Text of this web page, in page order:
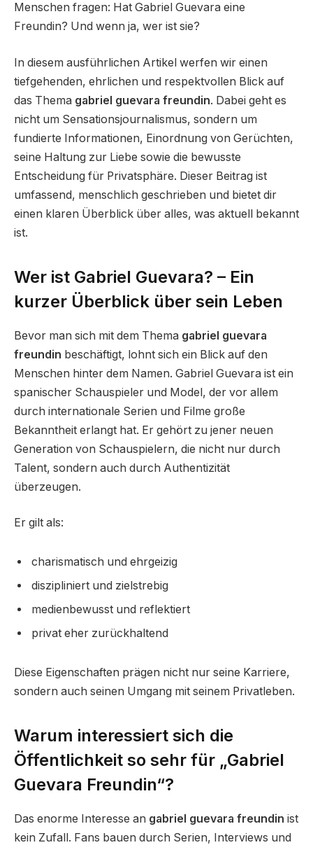
Menschen fragen: Hat Gabriel Guevara eine
Freundin? Und wenn ja, wer ist sie?
In diesem ausführlichen Artikel werfen wir einen
tiefgehenden, ehrlichen und respektvollen Blick auf
das Thema gabriel guevara freundin. Dabei geht es
nicht um Sensationsjournalismus, sondern um
fundierte Informationen, Einordnung von Gerüchten,
seine Haltung zur Liebe sowie die bewusste
Entscheidung für Privatsphäre. Dieser Beitrag ist
umfassend, menschlich geschrieben und bietet dir
einen klaren Überblick über alles, was aktuell bekannt
ist.
Wer ist Gabriel Guevara? – Ein
kurzer Überblick über sein Leben
Bevor man sich mit dem Thema gabriel guevara
freundin beschäftigt, lohnt sich ein Blick auf den
Menschen hinter dem Namen. Gabriel Guevara ist ein
spanischer Schauspieler und Model, der vor allem
durch internationale Serien und Filme große
Bekanntheit erlangt hat. Er gehört zu jener neuen
Generation von Schauspielern, die nicht nur durch
Talent, sondern auch durch Authentizität
überzeugen.
Er gilt als:
charismatisch und ehrgeizig
diszipliniert und zielstrebig
medienbewusst und reflektiert
privat eher zurückhaltend
Diese Eigenschaften prägen nicht nur seine Karriere,
sondern auch seinen Umgang mit seinem Privatleben.
Warum interessiert sich die
Öffentlichkeit so sehr für „Gabriel
Guevara Freundin“?
Das enorme Interesse an gabriel guevara freundin ist
kein Zufall. Fans bauen durch Serien, Interviews und